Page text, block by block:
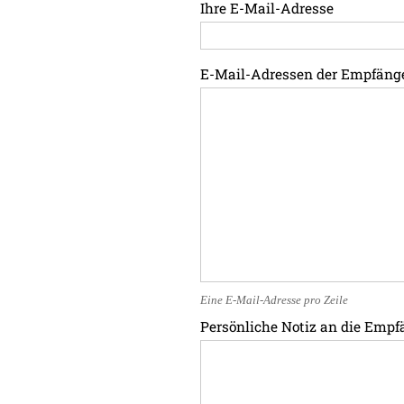
Ihre E-Mail-Adresse
E-Mail-Adressen der
Eine E-Mail-Adresse pro Zeile
Persönliche Notiz an die